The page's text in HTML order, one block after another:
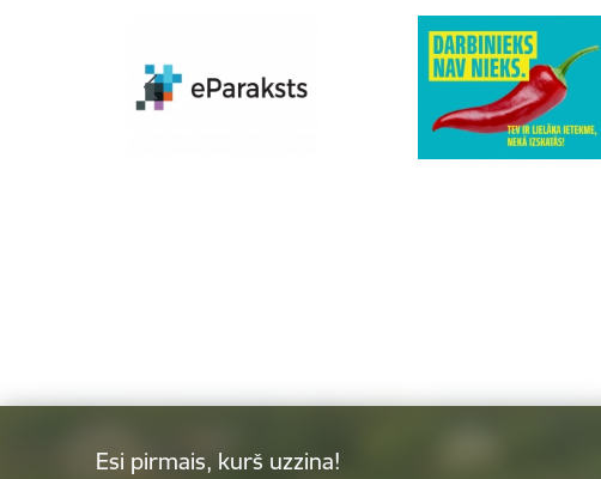
Esi pirmais, kurš uzzina!